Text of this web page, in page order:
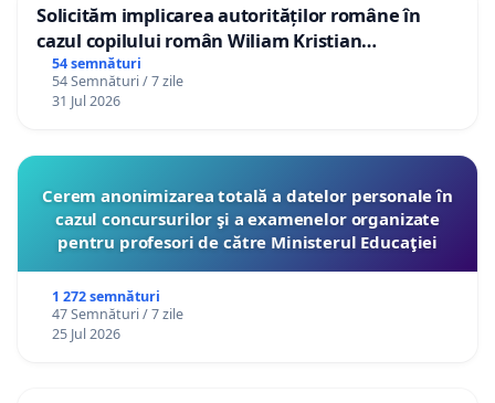
Solicităm implicarea autorităților române în
cazul copilului român Wiliam Kristian
Gheorghe, aflat în plasament în Danemarca de
12 ani
54 semnături
54 Semnături / 7 zile
31 Jul 2026
Cerem anonimizarea totală a datelor personale în
cazul concursurilor şi a examenelor organizate
pentru profesori de către Ministerul Educaţiei
1 272 semnături
47 Semnături / 7 zile
25 Jul 2026